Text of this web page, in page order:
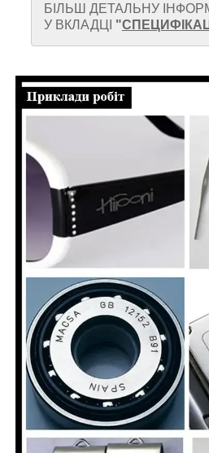
БІЛЬШ ДЕТАЛЬНУ
У ВКЛАДЦІ "